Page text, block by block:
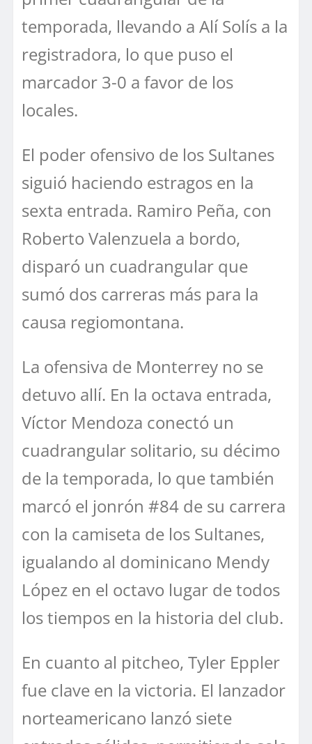
temporada, llevando a Alí Solís a la
registradora, lo que puso el
marcador 3-0 a favor de los
locales.
El poder ofensivo de los Sultanes
siguió haciendo estragos en la
sexta entrada. Ramiro Peña, con
Roberto Valenzuela a bordo,
disparó un cuadrangular que
sumó dos carreras más para la
causa regiomontana.
La ofensiva de Monterrey no se
detuvo allí. En la octava entrada,
Víctor Mendoza conectó un
cuadrangular solitario, su décimo
de la temporada, lo que también
marcó el jonrón #84 de su carrera
con la camiseta de los Sultanes,
igualando al dominicano Mendy
López en el octavo lugar de todos
los tiempos en la historia del club.
En cuanto al pitcheo, Tyler Eppler
fue clave en la victoria. El lanzador
norteamericano lanzó siete